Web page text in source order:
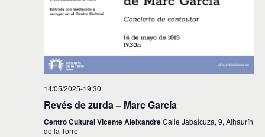
14/05/2025-19:30
Revés de zurda – Marc García
Centro Cultural Vicente AleixandreCalle Jabalcuza, 9, Alhaurín
de la Torre